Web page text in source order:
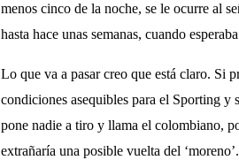
menos cinco de la noche, se le ocurre al
hasta hace unas semanas, cuando
Lo que va a pasar creo que está claro. Si
condiciones asequibles para el Sporting y
pone nadie a tiro y llama el colombiano,
extrañaría una posible vuelta del